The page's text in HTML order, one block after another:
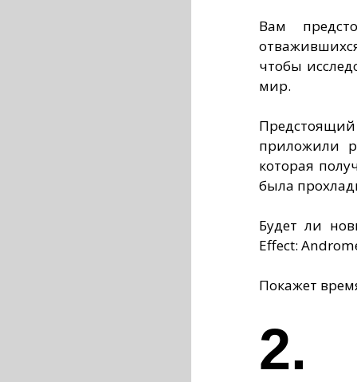
Вам
чтобы
мир.
приложили
которая
была
Будет ли
Effect:
Покажет